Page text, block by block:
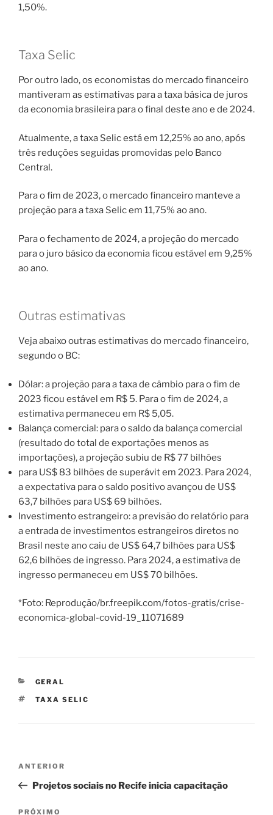
1,50%.
Taxa Selic
Por outro lado, os economistas do mercado financeiro
mantiveram as estimativas para a taxa básica de juros
da economia brasileira para o final deste ano e de 2024.
Atualmente, a taxa Selic está em 12,25% ao ano, após
três reduções seguidas promovidas pelo Banco
Central.
Para o fim de 2023, o mercado financeiro manteve a
projeção para a taxa Selic em 11,75% ao ano.
Para o fechamento de 2024, a projeção do mercado
para o juro básico da economia ficou estável em 9,25%
ao ano.
Outras estimativas
Veja abaixo outras estimativas do mercado financeiro,
segundo o BC:
Dólar: a projeção para a taxa de câmbio para o fim de
2023 ficou estável em R$ 5. Para o fim de 2024, a
estimativa permaneceu em R$ 5,05.
Balança comercial: para o saldo da balança comercial
(resultado do total de exportações menos as
importações), a projeção subiu de R$ 77 bilhões
para US$ 83 bilhões de superávit em 2023. Para 2024,
a expectativa para o saldo positivo avançou de US$
63,7 bilhões para US$ 69 bilhões.
Investimento estrangeiro: a previsão do relatório para
a entrada de investimentos estrangeiros diretos no
Brasil neste ano caiu de US$ 64,7 bilhões para US$
62,6 bilhões de ingresso. Para 2024, a estimativa de
ingresso permaneceu em US$ 70 bilhões.
*Foto: Reprodução/br.freepik.com/fotos-gratis/crise-
economica-global-covid-19_11071689
CATEGORIAS
GERAL
TAGS
TAXA SELIC
Post
Post
anterior
ANTERIOR
Projetos sociais no Recife inicia capacitação
PRÓXIMO